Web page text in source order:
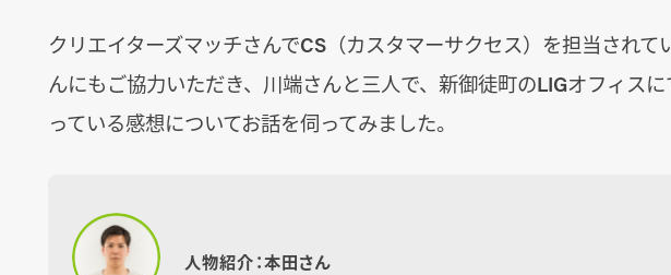
クリエイターズマッチさんでCS（カスタマーサクセス）を担当されて
んにもご協力いただき、川端さんと三人で、新御徒町のLIGオフィス
っている感想についてお話を伺ってみました。
人物紹介：本田さん